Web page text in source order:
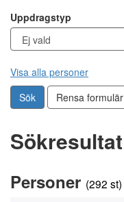
Uppdragstyp
Visa alla personer
Sök
Rensa formulär
Sökresultat
e
d
Personer (292 st)